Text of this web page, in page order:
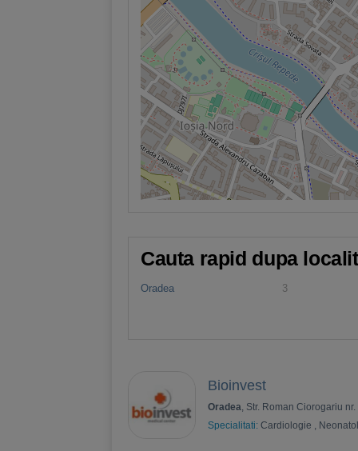
Cauta rapid dupa
Oradea 3
Bioinvest
Oradea, Str. Roman Ciorogariu nr.
Specialitati: Cardiologie ,